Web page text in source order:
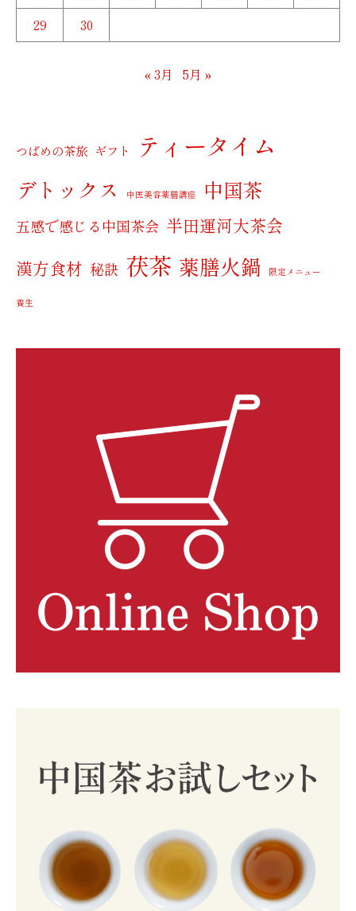
29
30
« 3月 5月 »
つばめの茶旅 ギフト ティータイム
デトックス 中医美容薬膳講座 中国茶
五感で感じる中国茶会 半田運河大茶会
漢方食材 秘訣 茯茶 薬膳火鍋 限定メニュー
養生